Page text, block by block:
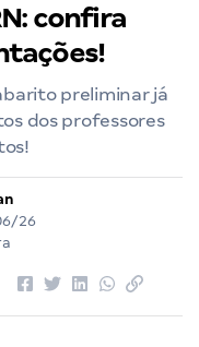
confira
preliminar já
dos professores
26